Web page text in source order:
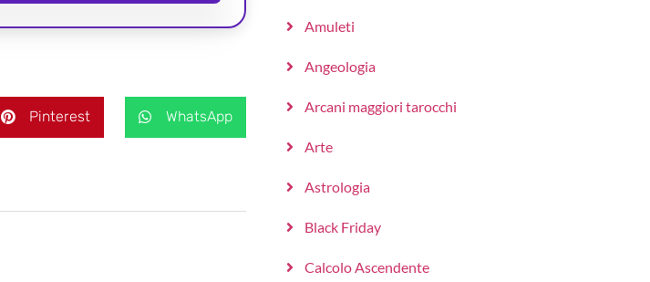
Pinterest WhatsApp
Amuleti
Angeologia
Arcani maggiori tarocchi
Arte
Astrologia
Black Friday
Calcolo Ascendente